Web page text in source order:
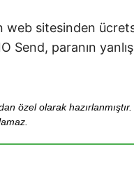
web sitesinden
Send, paranın
özel olarak